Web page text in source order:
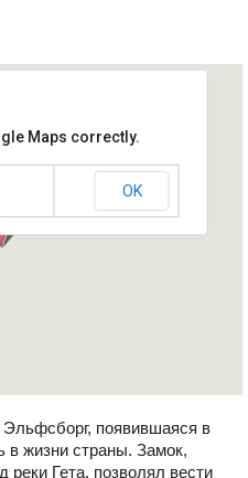
Эльфсборг
Maps correctly.
OK
Эльфсборг, появившаяся в
в жизни страны. Замок,
Гета, позволял вести